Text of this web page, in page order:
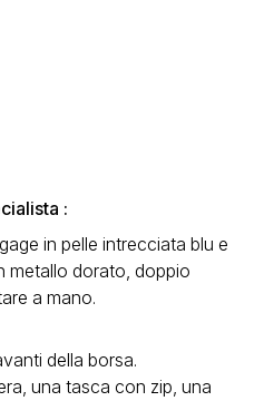
:
in pelle intrecciata blu e
metallo dorato, doppio
a mano.
della borsa.
una tasca con zip, una